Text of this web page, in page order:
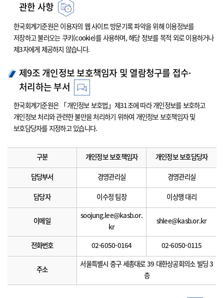
관한 사항
한국회계기준원은 이용자의 웹 사이트 방문기록 파악을 위해 이용정보를
저장하고 불러오는 쿠키(cookie)를 사용하며, 해당 정보를 목적 외로 이용하거나
제3자에게 제공하지 않습니다.
제9조 개인정보 보호책임자 및 열람청구를 접수·
처리하는 부서
한국회계기준원은 「개인정보 보호법」제31조에 따라 개인정보를 보호하고
개인정보 처리와 관련한 불만을 처리하기 위하여 개인정보 보호책임자 및
보호담당자를 지정하고 있습니다.
구분 개인정보 보호책임자 개인정보 보호담당자
담당부서 경영관리실 경영관리실
담당자 이수정 팀장 이상행 대리
이메일
soojung.lee@kasb.or.
kr
shlee@kasb.or.kr
전화번호 02-6050-0164 02-6050-0115
주소
서울특별시 중구 세종대로 39 대한상공회의소 빌딩 3
층